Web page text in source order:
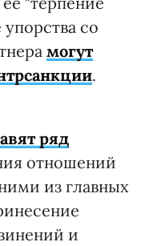
упорства со
могут
.
ряд
отношений
из главных
и